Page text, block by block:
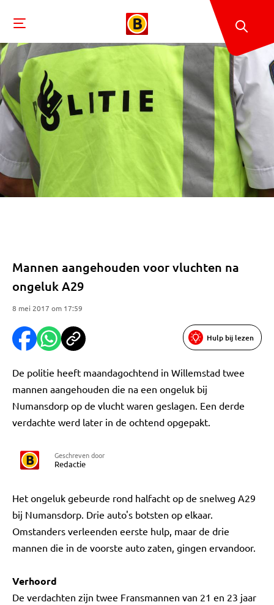
Mannen aangehouden voor vluchten na
ongeluk A29
8 mei 2017 om 17:59
Hulp bij lezen
De politie heeft maandagochtend in Willemstad twee
mannen aangehouden die na een ongeluk bij
Numansdorp op de vlucht waren geslagen. Een derde
verdachte werd later in de ochtend opgepakt.
Geschreven door
Redactie
Het ongeluk gebeurde rond halfacht op de snelweg A29
bij Numansdorp. Drie auto's botsten op elkaar.
Omstanders verleenden eerste hulp, maar de drie
mannen die in de voorste auto zaten, gingen ervandoor.
Verhoord
De verdachten zijn twee Fransmannen van 21 en 23 jaar